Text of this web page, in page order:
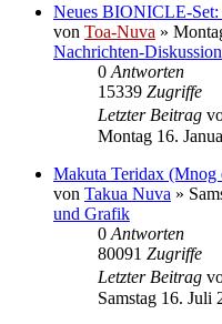
Neues BIONICLE-Set:
von Toa-Nuva »
Nachrichten-Diskussion
0 Antworten
15339 Zugriffe
Letzter Beitrag
Montag 16.
Makuta Teridax (Mnog
von Takua Nuva »
und Grafik
0 Antworten
80091 Zugriffe
Letzter Beitrag
Samstag 16. Juli